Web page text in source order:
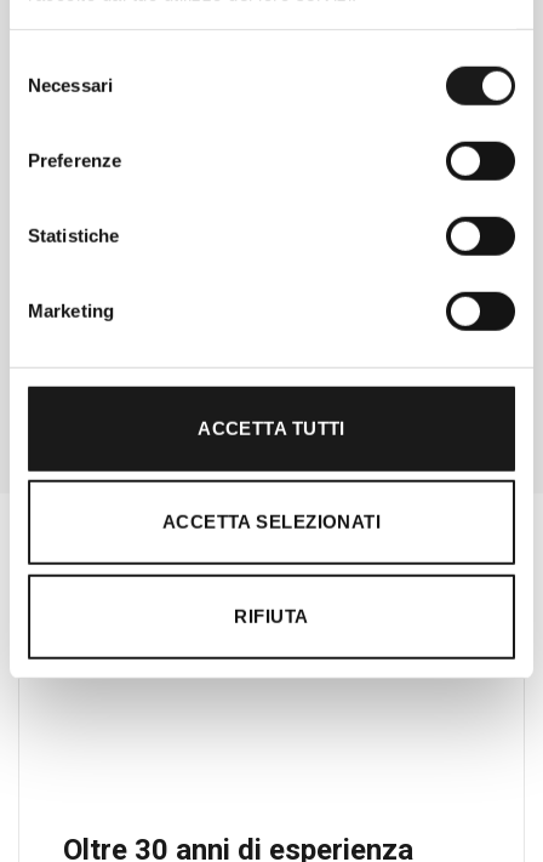
delNecessari
Preferenze
Statistiche
Marketing
ACCETTA TUTTI
ACCETTA SELEZIONATI
RIFIUTA
Chiedi ad un esperto
Oltre 30 anni di esperienza